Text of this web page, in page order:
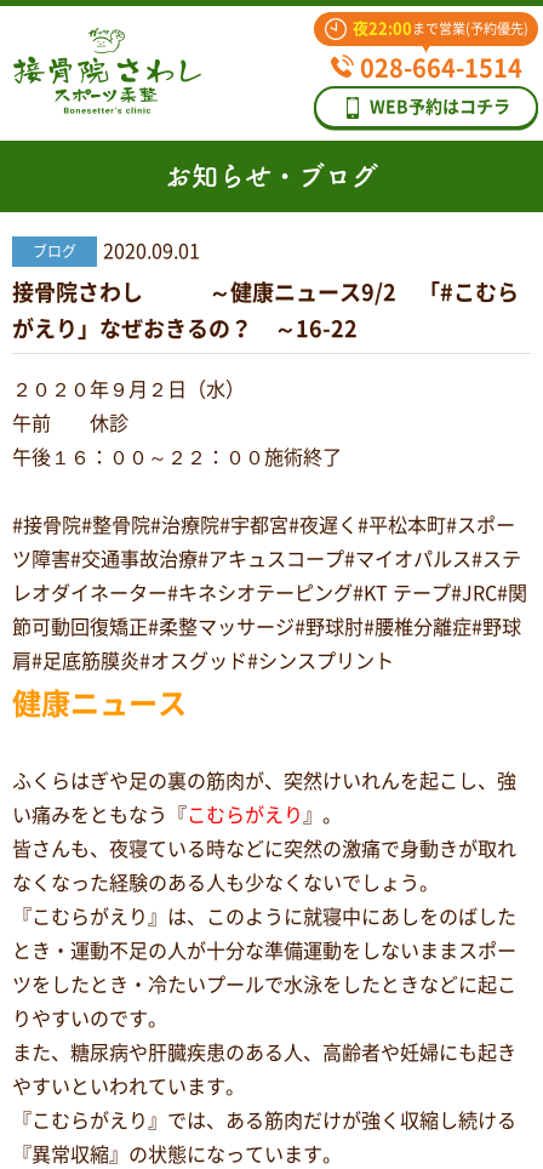
夜22:00 まで営業(予約優先)
028-664-1514
WEB予約はコチラ
お知らせ・ブログ
ブログ 2020.09.01
接骨院さわし ～健康ニュース9/2 「#こむら
がえり」なぜおきるの？ ～16-22
２０２０年９月２日（水）
午前 休診
午後１６：００～２２：００施術終了
#接骨院#整骨院#治療院#宇都宮#夜遅く#平松本町#スポー
ツ障害#交通事故治療#アキュスコープ#マイオパルス#ステ
レオダイネーター#キネシオテーピング#KT テープ#JRC#関
節可動回復矯正#柔整マッサージ#野球肘#腰椎分離症#野球
肩#足底筋膜炎#オスグッド#シンスプリント
健康ニュース
ふくらはぎや足の裏の筋肉が、突然けいれんを起こし、強
い痛みをともなう『こむらがえり 』。
皆さんも、夜寝ている時などに突然の激痛で身動きが取れ
なくなった経験のある人も少なくないでしょう。
『こむらがえり』は、このように就寝中にあしをのばした
とき・運動不足の人が十分な準備運動をしないままスポー
ツをしたとき・冷たいプールで水泳をしたときなどに起こ
りやすいのです。
また、糖尿病や肝臓疾患のある人、高齢者や妊婦にも起き
やすいといわれています。
『こむらがえり』では、ある筋肉だけが強く収縮し続ける
『異常収縮』の状態になっています。